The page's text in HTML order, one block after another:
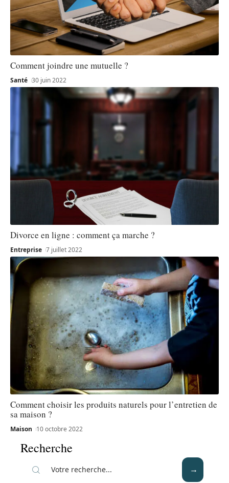
Comment joindre une mutuelle ?
Santé 30 juin 2022
Divorce en ligne : comment ça marche ?
Entreprise 7 juillet 2022
Comment choisir les produits naturels pour l’entretien de
sa maison ?
Maison 10 octobre 2022
Recherche